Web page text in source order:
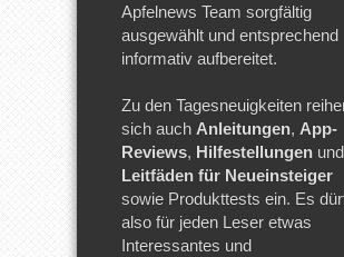
Apfelnews Team sorgfältig
ausgewählt und entsprechend
informativ aufbereitet.
Zu den Tagesneuigkeiten
sich auch Anleitungen, App-
Reviews, Hilfestellungen und
Leitfäden für Neueinsteiger
sowie Produkttests ein. Es
also für jeden Leser etwas
Interessantes und